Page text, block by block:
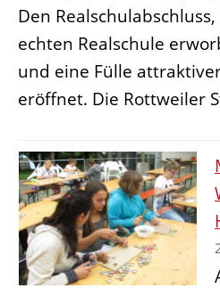
Den
echten Realschule
und eine Fülle
eröffnet. Die Rottweiler